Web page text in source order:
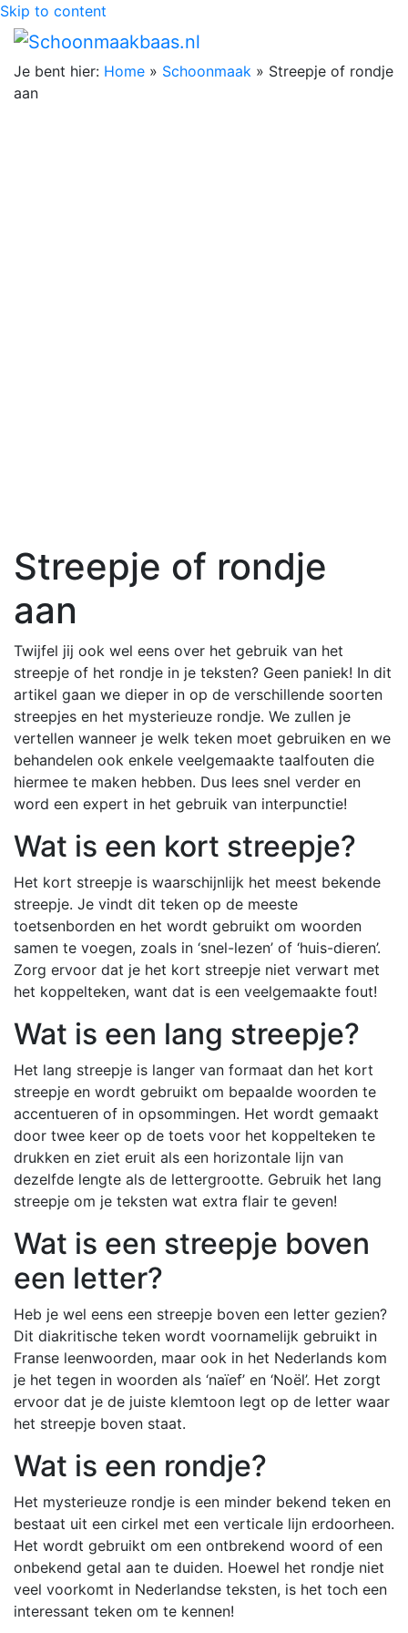
Skip to content
Je bent hier: Home » Schoonmaak » Streepje of rondje
aan
Streepje of rondje
aan
Twijfel jij ook wel eens over het gebruik van het
streepje of het rondje in je teksten? Geen paniek! In dit
artikel gaan we dieper in op de verschillende soorten
streepjes en het mysterieuze rondje. We zullen je
vertellen wanneer je welk teken moet gebruiken en we
behandelen ook enkele veelgemaakte taalfouten die
hiermee te maken hebben. Dus lees snel verder en
word een expert in het gebruik van interpunctie!
Wat is een kort streepje?
Het kort streepje is waarschijnlijk het meest bekende
streepje. Je vindt dit teken op de meeste
toetsenborden en het wordt gebruikt om woorden
samen te voegen, zoals in ‘snel-lezen’ of ‘huis-dieren’.
Zorg ervoor dat je het kort streepje niet verwart met
het koppelteken, want dat is een veelgemaakte fout!
Wat is een lang streepje?
Het lang streepje is langer van formaat dan het kort
streepje en wordt gebruikt om bepaalde woorden te
accentueren of in opsommingen. Het wordt gemaakt
door twee keer op de toets voor het koppelteken te
drukken en ziet eruit als een horizontale lijn van
dezelfde lengte als de lettergrootte. Gebruik het lang
streepje om je teksten wat extra flair te geven!
Wat is een streepje boven
een letter?
Heb je wel eens een streepje boven een letter gezien?
Dit diakritische teken wordt voornamelijk gebruikt in
Franse leenwoorden, maar ook in het Nederlands kom
je het tegen in woorden als ‘naïef’ en ‘Noël’. Het zorgt
ervoor dat je de juiste klemtoon legt op de letter waar
het streepje boven staat.
Wat is een rondje?
Het mysterieuze rondje is een minder bekend teken en
bestaat uit een cirkel met een verticale lijn erdoorheen.
Het wordt gebruikt om een ontbrekend woord of een
onbekend getal aan te duiden. Hoewel het rondje niet
veel voorkomt in Nederlandse teksten, is het toch een
interessant teken om te kennen!